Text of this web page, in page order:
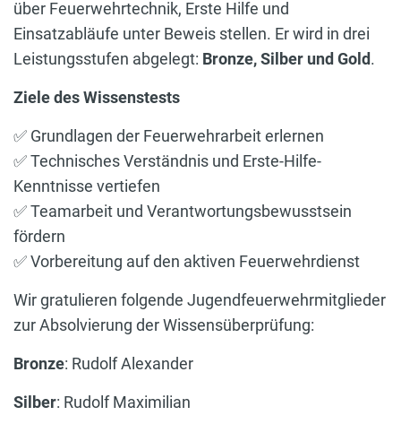
über Feuerwehrtechnik, Erste Hilfe und
Einsatzabläufe unter Beweis stellen. Er wird in drei
Leistungsstufen abgelegt: Bronze, Silber und Gold.
Ziele des Wissenstests
✅ Grundlagen der Feuerwehrarbeit erlernen
✅ Technisches Verständnis und Erste-Hilfe-
Kenntnisse vertiefen
✅ Teamarbeit und Verantwortungsbewusstsein
fördern
✅ Vorbereitung auf den aktiven Feuerwehrdienst
Wir gratulieren folgende Jugendfeuerwehrmitglieder
zur Absolvierung der Wissensüberprüfung:
Bronze: Rudolf Alexander
Silber: Rudolf Maximilian